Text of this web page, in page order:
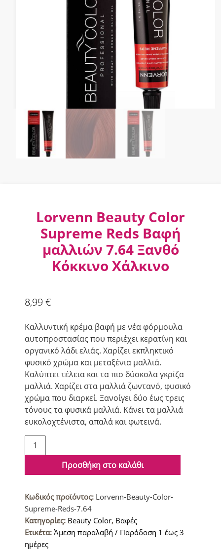
Lorvenn Beauty Color
Supreme Reds Βαφή
μαλλιών 7.64 Ξανθό
Κόκκινο Χάλκινο
8,99 €
Καλλυντική κρέμα βαφή με νέα φόρμουλα
αυτοπροστασίας που περιέχει κερατίνη και
οργανικό λάδι ελιάς. Χαρίζει εκπληκτικό
φυσικό χρώμα και μεταξένια μαλλιά.
Καλύπτει τέλεια και τα πιο δύσκολα γκρίζα
μαλλιά. Χαρίζει στα μαλλιά ζωντανό, φυσικό
χρώμα που διαρκεί. Ξανοίγει δύο έως τρεις
τόνους τα φυσικά μαλλιά. Κάνει τα μαλλιά
ευκολοχτένιστα, απαλά και φωτεινά.
Lorvenn
Beauty
Supreme
Βαφή
μαλλιών
7.64
Ξανθό
Προσθήκη στο καλάθι
Κωδικός προϊόντος: Lorvenn-Beauty-Color-
Supreme-Reds-7.64
Κατηγορίες: Beauty Color, Βαφές
Ετικέτα: Άμεση παραλαβή / Παράδοση 1 έως 3
ημέρες